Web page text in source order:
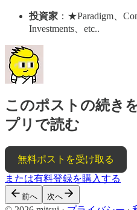
投資家 ：★Paradigm、
Investments、etc..
このポストの続き
プリで読む
無料ポストを受け取る
または有料登録を購入する
前へ 次へ